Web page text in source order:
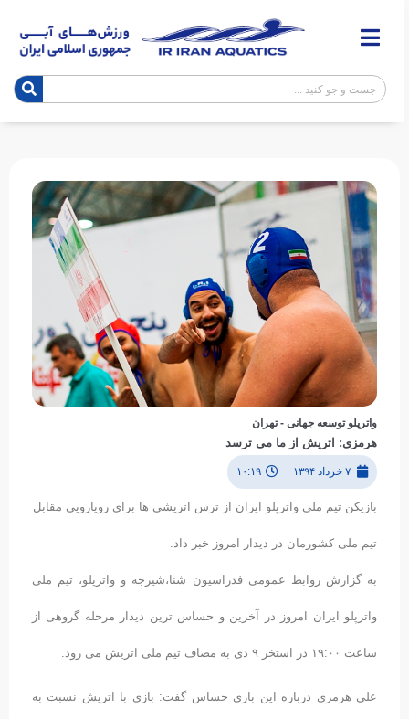
واترپلو توسعه جهانی - تهران
هرمزی: اتریش از ما می ترسد
۷ خرداد ۱۳۹۴ ۱۰:۱۹
بازیکن تیم ملی واترپلو ایران از ترس اتریشی ها برای رویارویی مقابل
تیم ملی کشورمان در دیدار امروز خبر داد.
به گزارش روابط عمومی فدراسیون شنا،شیرجه و واترپلو، تیم ملی
واترپلو ایران امروز در آخرین و حساس ترین دیدار مرحله گروهی از
ساعت ۱۹:۰۰ در استخر ۹ دی به مصاف تیم ملی اتریش می رود.
علی هرمزی درباره این بازی حساس گفت: بازی با اتریش نسبت به